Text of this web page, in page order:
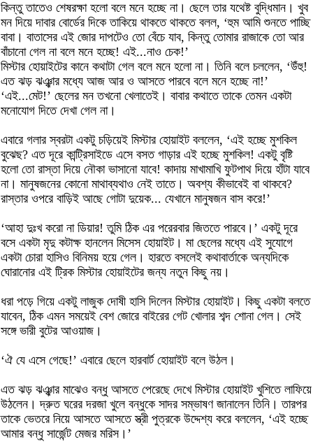
কিন্তু তাতেও শেষরক্ষা হলো বলে মনে হচ্ছে না। ছেলে তার যথেষ্ট বুদ্ধিমান। খুব
মন দিয়ে দাবার বোর্ডের দিকে তাকিয়ে থাকতে থাকতে বলল, ‘হুম আমি শুনতে পাচ্ছি
বাবা। বাতাসের এই জোর দাপটেও তো বেঁচে যাব, কিন্তু তোমার রাজাকে তো আর
বাঁচানো গেল না বলে মনে হচ্ছে! এই...নাও চেক!’
মিস্টার হোয়াইটের কানে কথাটা গেল বলে মনে হলো না। তিনি বলে চললেন, ‘উঁহু!
এত ঝড় ঝঞ্ঝার মধ্যে আজ আর ও আসতে পারবে বলে মনে হচ্ছে না!’
‘এই...মেট!’ ছেলের মন তখনো খেলাতেই। বাবার কথাতে তাকে তেমন একটা
মনোযোগ দিতে দেখা গেল না।
এবারে গলার স্বরটা একটু চড়িয়েই মিস্টার হোয়াইট বললেন, ‘এই হচ্ছে মুশকিল
বুঝেছ? এত দূরে কান্ট্রিসাইডে এসে বসত গাড়ার এই হচ্ছে মুশকিল! একটু বৃষ্টি
হলো তো রাস্তা দিয়ে নৌকা ভাসানো যাবে! কাদায় মাখামাখি ফুটপাথ দিয়ে হাঁটা যাবে
না। মানুষজনের কোনো মাথাব্যথাও নেই তাতে। অবশ্য কীভাবেই বা থাকবে?
রাস্তার ওপরে বাড়িই আছে গোটা দুয়েক... যেখানে মানুষজন বাস করে!’
‘আহা দুঃখ করো না ডিয়ার! তুমি ঠিক এর পরেরবার জিততে পারবে।’ একটু দূরে
বসে একটা মৃদু কটাক্ষ হানলেন মিসেস হোয়াইট। মা ছেলের মধ্যে এই সুযোগে
একটা চোরা হাসিও বিনিময় হয়ে গেল। হারতে বসলেই কথাবার্তাকে অন্যদিকে
ঘোরানোর এই ট্রিক মিস্টার হোয়াইটের জন্য নতুন কিছু নয়।
ধরা পড়ে গিয়ে একটু লাজুক দোষী হাসি দিলেন মিস্টার হোয়াইট। কিছু একটা বলতে
যাবেন, ঠিক এমন সময়েই বেশ জোরে বাইরের গেট খোলার শব্দ শোনা গেল। সেই
সঙ্গে ভারী বুটের আওয়াজ।
‘ঐ যে এসে গেছে!’ এবারে ছেলে হারবার্ট হোয়াইট বলে উঠল।
এত ঝড় ঝঞ্ঝার মাঝেও বন্ধু আসতে পেরেছে দেখে মিস্টার হোয়াইট খুশিতে লাফিয়ে
উঠলেন। দ্রুত ঘরের দরজা খুলে বন্ধুকে সাদর সম্ভাষণ জানালেন তিনি। তারপর
তাকে ভেতরে নিয়ে আসতে আসতে স্ত্রী পুত্রকে উদ্দেশ্য করে বললেন, ‘এই হচ্ছে
আমার বন্ধু সার্জেন্ট মেজর মরিস।’